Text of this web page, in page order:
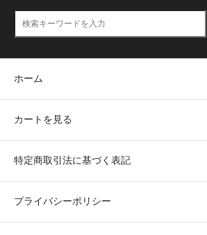
ホーム
カートを見る
特定商取引法に基づく表記
プライバシーポリシー